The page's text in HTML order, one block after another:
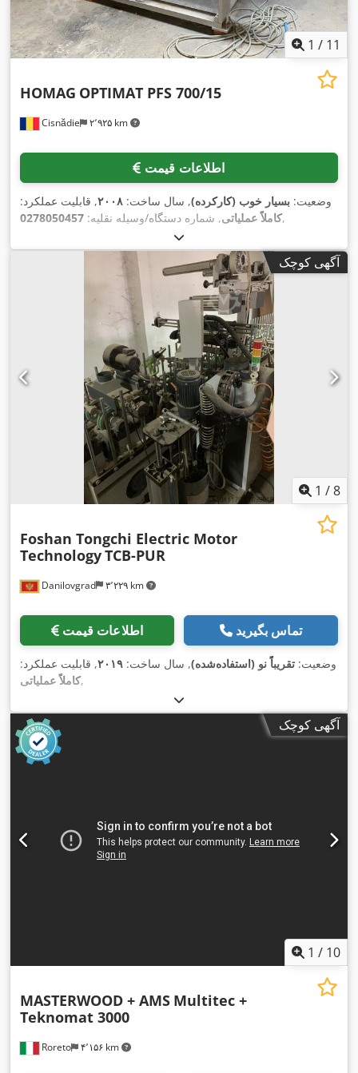
1 / 11
Cisnădie ۲٬۹۲۵ km
HOMAG OPTIMAT PFS 700/15
اطلاعات قیمت
وضعیت: بسیار خوب (کارکرده), سال ساخت: ۲۰۰۸, قابلیت عملکرد:
کاملاً عملیاتی, شماره دستگاه/وسیله نقلیه: 0278050457 ,
آگهی کوچک
1 /8
Danilovgrad ۳٬۲۲۹ km
Foshan Tongchi Electric Motor
TechnologyTCB-PUR
اطلاعات قیمت تماس بگیرید
وضعیت: تقریباً نو (استفاده‌شده), سال ساخت: ۲۰۱۹, قابلیت عملکرد:
کاملاً عملیاتی,
آگهی کوچک
1 / 10
Roreto ۴٬۱۵۶ km
MASTERWOOD + AMS Multitec +
Teknomat 3000